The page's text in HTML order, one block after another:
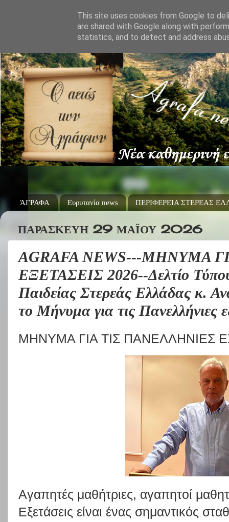
ΆΓΡΑΦΑ Ευρυτανία news ΠΕΡΙΦΕΡΕΙΑ ΣΤΕΡΕΑΣ
ΠΑΡΑΣΚΕΥΉ 29 ΜΑΪ́ΟΥ 2026
AGRAFA NEWS---ΜΗΝΥΜΑ
ΕΞΕΤΑΣΕΙΣ 2026--Δελτίο Τύπου
Παιδείας Στερεάς Ελλάδας κ.
το Μήνυμα για τις Πανελλήνιες
ΜΗΝΥΜΑ ΓΙΑ ΤΙΣ ΠΑΝΕΛΛΗΝΙΕΣ
Αγαπητές μαθήτριες, αγαπητοί
Εξετάσεις είναι ένας σημαντικός
This site uses cookies from Google to
are shared with Google along with
statistics, and to detect and address